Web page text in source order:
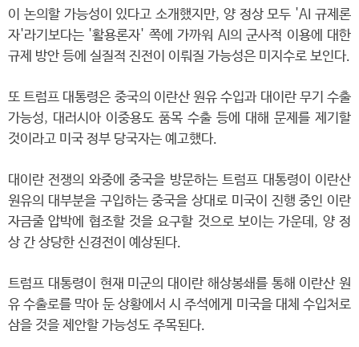
이 논의할 가능성이 있다고 소개했지만, 양 정상 모두 'AI 규제론
자'라기보다는 '활용론자' 쪽에 가까워 AI의 군사적 이용에 대한
규제 방안 등에 실질적 진전이 이뤄질 가능성은 미지수로 보인다.
또 트럼프 대통령은 중국의 이란산 원유 수입과 대이란 무기 수출
가능성, 대러시아 이중용도 품목 수출 등에 대해 문제를 제기할
것이라고 미국 정부 당국자는 예고했다.
대이란 전쟁의 와중에 중국을 방문하는 트럼프 대통령이 이란산
원유의 대부분을 구입하는 중국을 상대로 미국이 진행 중인 이란
자금줄 압박에 협조할 것을 요구할 것으로 보이는 가운데, 양 정
상 간 상당한 신경전이 예상된다.
트럼프 대통령이 현재 미군의 대이란 해상봉쇄를 통해 이란산 원
유 수출로를 막아 둔 상황에서 시 주석에게 미국을 대체 수입처로
삼을 것을 제안할 가능성도 주목된다.